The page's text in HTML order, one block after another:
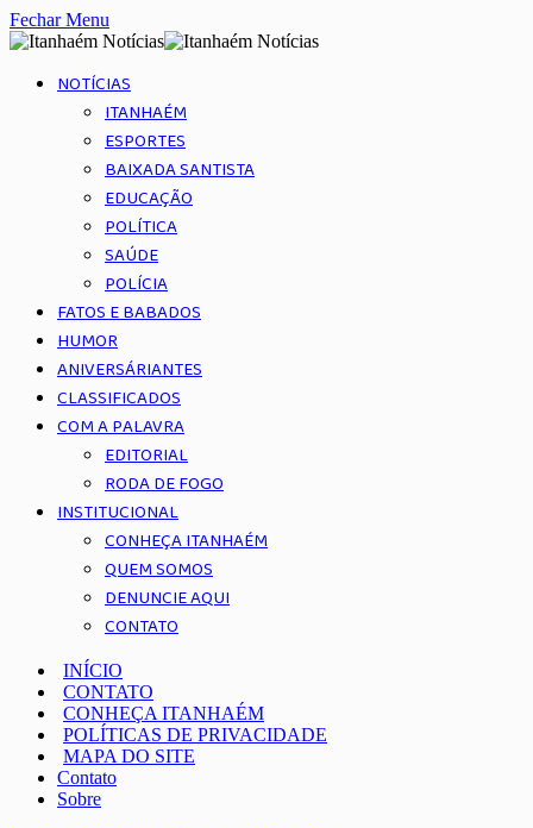
Fechar Menu
NOTÍCIAS
ITANHAÉM
ESPORTES
BAIXADA SANTISTA
EDUCAÇÃO
POLÍTICA
SAÚDE
POLÍCIA
FATOS E BABADOS
HUMOR
ANIVERSÁRIANTES
CLASSIFICADOS
COM A PALAVRA
EDITORIAL
RODA DE FOGO
INSTITUCIONAL
CONHEÇA ITANHAÉM
QUEM SOMOS
DENUNCIE AQUI
CONTATO
INÍCIO
CONTATO
CONHEÇA ITANHAÉM
POLÍTICAS DE PRIVACIDADE
MAPA DO SITE
Contato
Sobre